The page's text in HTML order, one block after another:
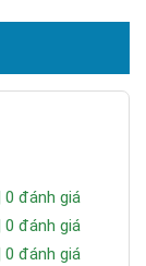
0 đánh giá
0 đánh giá
0 đánh giá